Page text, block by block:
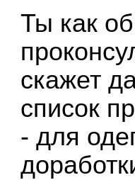
Ты как
скажет
список
- для